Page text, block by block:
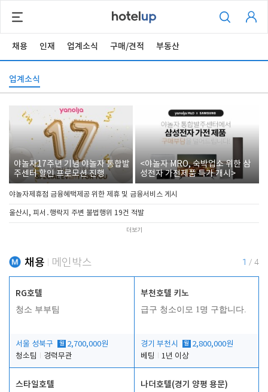
채용 인재 업계소식 구매/견적 부동산
업계소식
야놀자17주년 기념 야놀자 통합발
주센터 할인 프로모션 진행
<야놀자 MRO, 숙박업소 위한 삼
성전자 가전제품 특가 개시>
야놀자제휴점 금융혜택제공 위한 제휴 및 금융서비스 게시
울산시, 피서․행락지 주변 불법행위 19건 적발
더보기
채용 메인박스 1 / 4
RG호텔
청소 부부팀
서울 성북구 월 2,700,000원
청소팀
경력무관
부천호텔 키노
급구 청소이모 1명 구합니다.
경기 부천시 월 2,800,000원
베팅
1년 이상
스타일호텔 나더호텔(경기 양평 용문)